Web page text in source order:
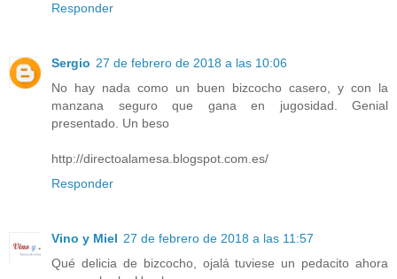
Responder
Sergio 27 de febrero de 2018 a las 10:06
No hay nada como un buen bizcocho casero, y con la
manzana seguro que gana en jugosidad. Genial
presentado. Un beso
http://directoalamesa.blogspot.com.es/
Responder
Vino y Miel 27 de febrero de 2018 a las 11:57
Qué delicia de bizcocho, ojalá tuviese un pedacito ahora